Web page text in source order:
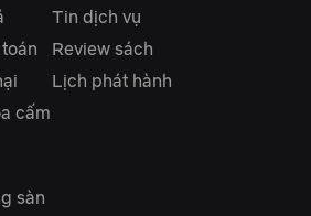
cấm
sàn
Tin dịch vụ
Review sách
Lịch phát hành